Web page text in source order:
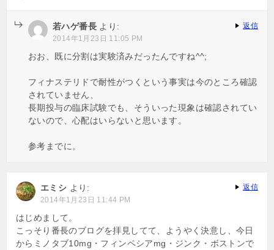
若ハゲ番長 より:
2014年1月23日 11:05 PM
おお、既に分割は実験済みだったんですね^^;
フィナステリドで耐性がつくという事実は今のところ確認
されていません、
長期投与の臨床試験でも、そういった現象は確認されてい
ないので、心配はいらないと思います。
参考までに。
返信
エミシ より:
2014年1月23日 11:44 PM
はじめまして。
こっそり番長のブログを拝見してて、ようやく決意し、今日
からミノタブ10mg・フィンペシアmg・ジンク・ボストンで
返信